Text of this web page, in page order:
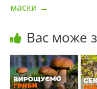
маски →
Вас може